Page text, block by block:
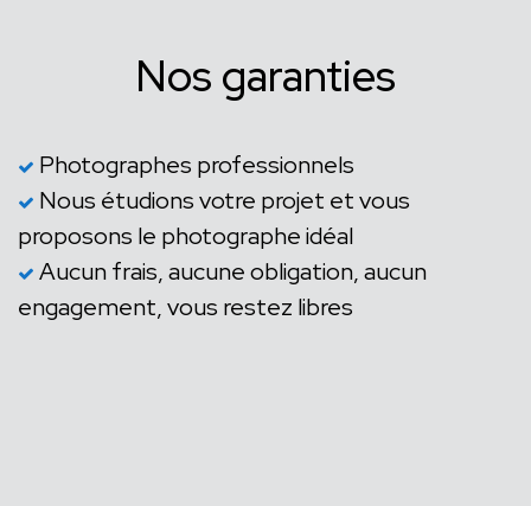
Nos garanties
Photographes professionnels
Nous étudions votre projet et vous
proposons le photographe idéal
Aucun frais, aucune obligation, aucun
engagement, vous restez libres